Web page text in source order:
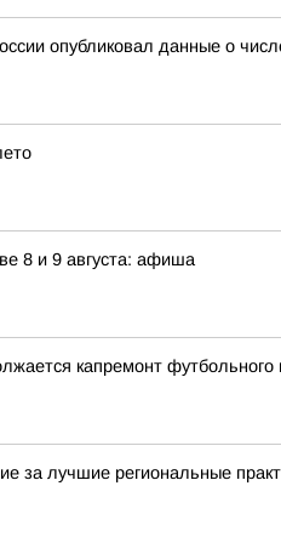
опубликовал данные о
8 и 9 августа: афиша
капремонт
за лучшие региональные